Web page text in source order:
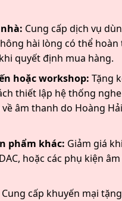
Cung cấp dịch vụ
hài lòng có thể hoàn
quyết định mua hàng.
hoặc workshop: Tặng
thiết lập hệ thống
âm thanh do Hoàng
phẩm khác: Giảm giá
hoặc các phụ kiện
Cung cấp khuyến mại